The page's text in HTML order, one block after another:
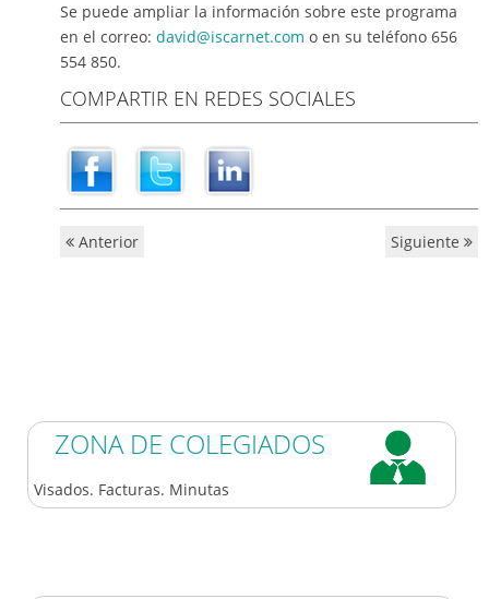
Se puede ampliar la información sobre este programa
en el correo: david@iscarnet.com o en su teléfono 656
554 850.
COMPARTIR EN REDES SOCIALES
Anterior Siguiente
ZONA DE COLEGIADOS
Visados. Facturas. Minutas